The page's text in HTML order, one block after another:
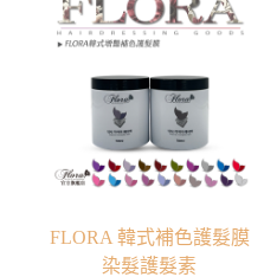
NT$1,950。
NT$1,560。
FLORA 韓式補色護髮膜
染髮護髮素